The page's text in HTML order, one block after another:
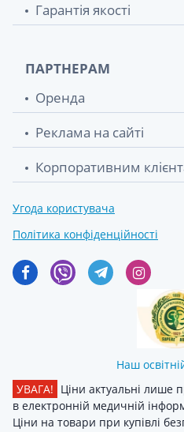
Гарантія якості
ПАРТНЕРАМ
Оренда
Реклама на сайті
Корпоративним
Угода користувача
Політика конфіденційності
Наш
УВАГА! Ціни актуальні лише
в електронній медичній
Ціни на товари при купівлі